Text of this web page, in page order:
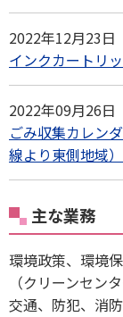
2022年12月23日
インクカートリ
2022年09月26日
ごみ収集カレン
線より東側地域
主な業務
環境政策、環境
（クリーンセン
交通、防犯、消